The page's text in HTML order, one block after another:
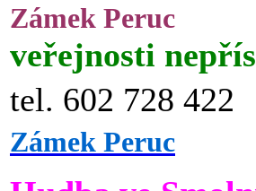
Zámek Peruc
veřejnosti
tel. 602 728 422
Zámek Peruc